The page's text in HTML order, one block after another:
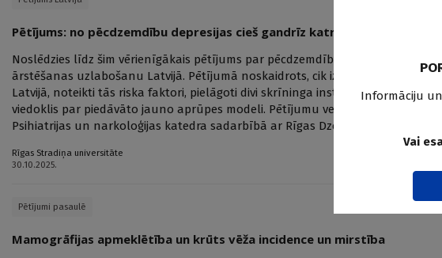
Pētījums: no pēcdzemdību depresijas cieš gandrīz katra piektā jaunā
Noslēdzies līdz šim vērienīgākais pētījums par pēcdzemdību depresijas
ārstēšanas uzlabošanu Latvijā. Pētījumā noskaidrots, cik izplatīta ir
Latvijā, noteikti tās riska faktori, pielāgoti divi skrīninga instrumenti, kā arī
viedoklis par piedāvāto jauno aprūpes modeli. Pētījumu veica Rīgas Stradiņa
Psihiatrijas un narkoloģijas katedra sadarbībā ar Rīgas Dzemdību namu.
Rīgas Stradiņa universitāte
30.10.2025.
Pētījumi pasaulē
Mamogrāfijas apmeklētība un krūts vēža incidence un mirstība
Informāciju
Vai